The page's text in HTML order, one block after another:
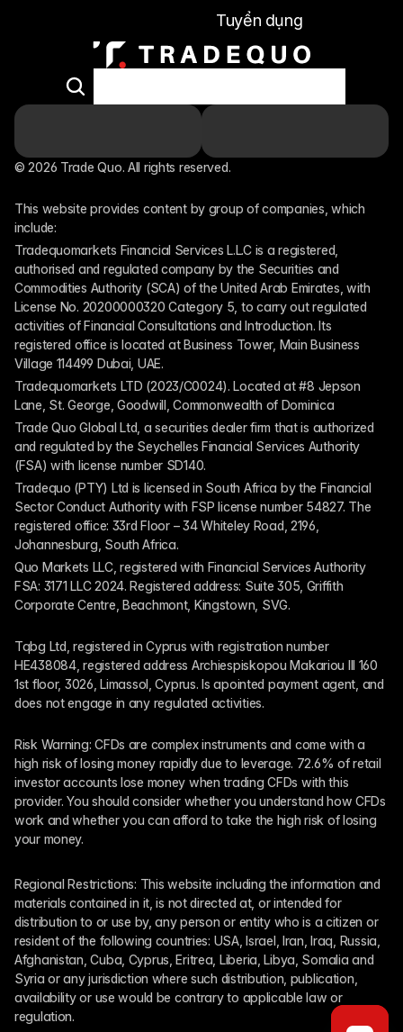
Tuyển dụng
© 2026 Trade Quo. All rights reserved.
This website provides content by group of companies, which
include:
Tradequomarkets Financial Services L.L.C is a registered,
authorised and regulated company by the Securities and
Commodities Authority (SCA) of the United Arab Emirates, with
License No. 20200000320 Category 5, to carry out regulated
activities of Financial Consultations and Introduction. Its
registered office is located at Business Tower, Main Business
Village 114499 Dubai, UAE.
Tradequomarkets LTD (2023/C0024). Located at #8 Jepson
Lane, St. George, Goodwill, Commonwealth of Dominica
Trade Quo Global Ltd, a securities dealer firm that is authorized
and regulated by the Seychelles Financial Services Authority
(FSA) with license number SD140.
Tradequo (PTY) Ltd is licensed in South Africa by the Financial
Sector Conduct Authority with FSP license number 54827. The
registered office: 33rd Floor – 34 Whiteley Road, 2196,
Johannesburg, South Africa.
Quo Markets LLC, registered with Financial Services Authority
FSA: 3171 LLC 2024. Registered address: Suite 305, Griffith
Corporate Centre, Beachmont, Kingstown, SVG.
Tqbg Ltd, registered in Cyprus with registration number
HE438084, registered address Archiespiskopou Makariou III 160
1st floor, 3026, Limassol, Cyprus. Is apointed payment agent, and
does not engage in any regulated activities.
Risk Warning: CFDs are complex instruments and come with a
high risk of losing money rapidly due to leverage. 72.6% of retail
investor accounts lose money when trading CFDs with this
provider. You should consider whether you understand how CFDs
work and whether you can afford to take the high risk of losing
your money.
Regional Restrictions: This website including the information and
materials contained in it, is not directed at, or intended for
distribution to or use by, any person or entity who is a citizen or
resident of the following countries: USA, Israel, Iran, Iraq, Russia,
Afghanistan, Cuba, Cyprus, Eritrea, Liberia, Libya, Somalia and
Syria or any jurisdiction where such distribution, publication,
availability or use would be contrary to applicable law or
regulation.